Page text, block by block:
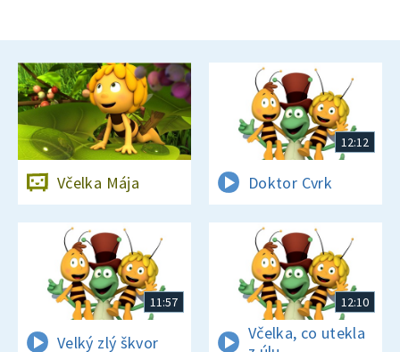
Včelka Mája
12:12
Doktor Cvrk
11:57
Velký zlý škvor
12:10
Včelka, co utekla